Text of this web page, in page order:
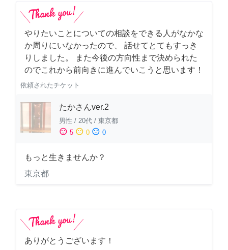
やりたいことについての相談をできる人がなかな
か周りにいなかったので、 話せてとてもすっき
りしました。 また今後の方向性まで決められた
のでこれから前向きに進んでいこうと思います！
依頼されたチケット
たかさんver.2
男性 / 20代 / 東京都
sentiment_satisfied 5 sentiment_neutral 0 sentiment_dissatisfied 0
もっと生きませんか？
東京都
ありがとうございます！